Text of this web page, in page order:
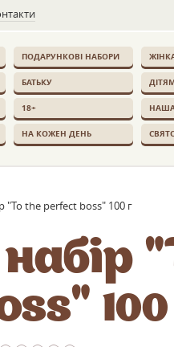
ПОДАРУНКОВІ НАБОРИ
БАТЬКУ
18+
НА КОЖЕН ДЕНЬ
"To the perfect boss" 100 г